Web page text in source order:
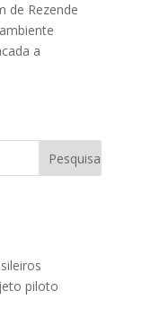
de Rezende
a
piloto